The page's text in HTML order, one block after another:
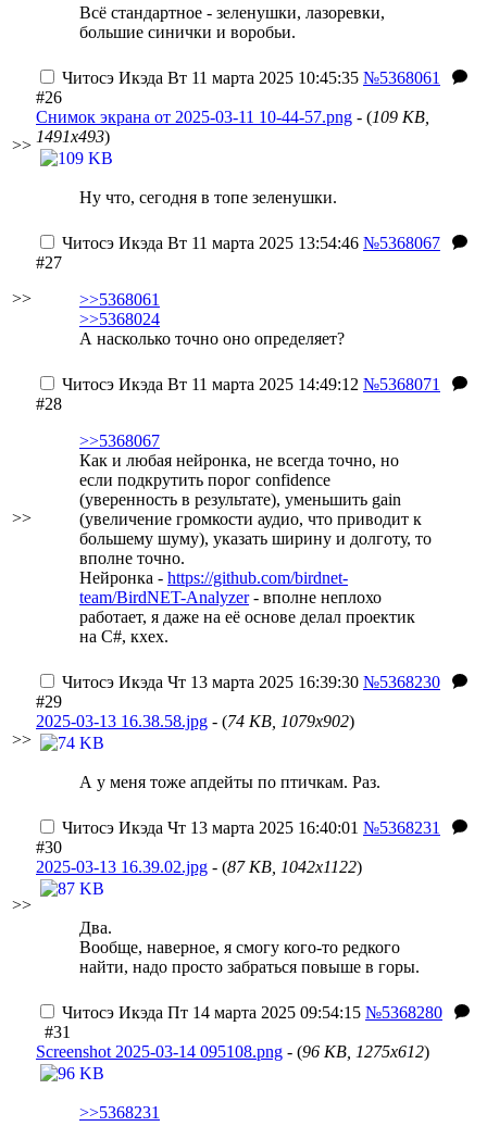
Всё стандартное - зеленушки, лазоревки,
большие синички и воробьи.
>>
Читосэ Икэда Вт 11 марта 2025 10:45:35 №5368061
#26
Снимок экрана от 2025-03-11 10-44-57.png - (109 KB,
1491x493)
Ну что, сегодня в топе зеленушки.
>>
Читосэ Икэда Вт 11 марта 2025 13:54:46 №5368067
#27
>>5368061
>>5368024
А насколько точно оно определяет?
>>
Читосэ Икэда Вт 11 марта 2025 14:49:12 №5368071
#28
>>5368067
Как и любая нейронка, не всегда точно, но
если подкрутить порог confidence
(уверенность в результате), уменьшить gain
(увеличение громкости аудио, что приводит к
большему шуму), указать ширину и долготу, то
вполне точно.
Нейронка - https://github.com/birdnet-
team/BirdNET-Analyzer- вполне неплохо
работает, я даже на её основе делал проектик
на C#, кхех.
>>
Читосэ Икэда Чт 13 марта 2025 16:39:30 №5368230
#29
2025-03-13 16.38.58.jpg - (74 KB, 1079x902)
А у меня тоже апдейты по птичкам. Раз.
>>
Читосэ Икэда Чт 13 марта 2025 16:40:01 №5368231
#30
2025-03-13 16.39.02.jpg - (87 KB, 1042x1122)
Два.
Вообще, наверное, я смогу кого-то редкого
найти, надо просто забраться повыше в горы.
Читосэ Икэда Пт 14 марта 2025 09:54:15 №5368280
#31
Screenshot 2025-03-14 095108.png - (96 KB, 1275x612)
>>5368231